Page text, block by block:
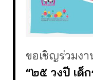
ขอเชิญร่วมงา
“๒๕ วงปี เด็